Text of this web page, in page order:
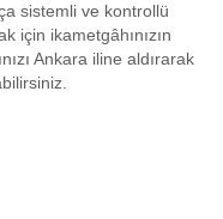
sistemli ve kontrollü
için ikametgâhınızın
Ankara iline aldırarak